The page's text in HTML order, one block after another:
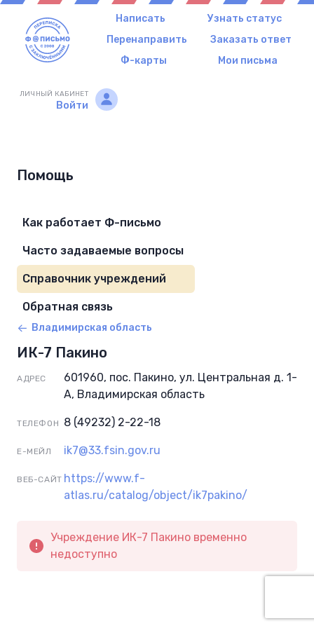
Написать
Узнать статус
Перенаправить
Заказать ответ
Ф-карты
Мои письма
ЛИЧНЫЙ КАБИНЕТ
Войти
Помощь
Как работает Ф-письмо
Часто задаваемые вопросы
Справочник учреждений
Обратная связь
Владимирская область
ИК-7 Пакино
АДРЕС
601960, пос. Пакино, ул. Центральная д. 1-
А, Владимирская область
ТЕЛЕФОН 8 (49232) 2-22-18
Е-МЕЙЛ ik7@33.fsin.gov.ru
ВЕБ-САЙТ https://www.f-
atlas.ru/catalog/object/ik7pakino/
Учреждение ИК-7 Пакино временно
недоступно